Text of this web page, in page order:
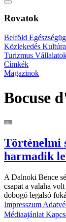
Rovatok
Belföld
Közlekedés Kultúra
Turizmus
Címkék
Magazinok
Bocuse
Történelmi
harmadik
A Dalnoki Bence
csapat a valaha
dobogó legalsó
Impresszum
Médiaajánlat